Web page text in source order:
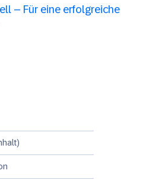
– Für eine erfolgreiche